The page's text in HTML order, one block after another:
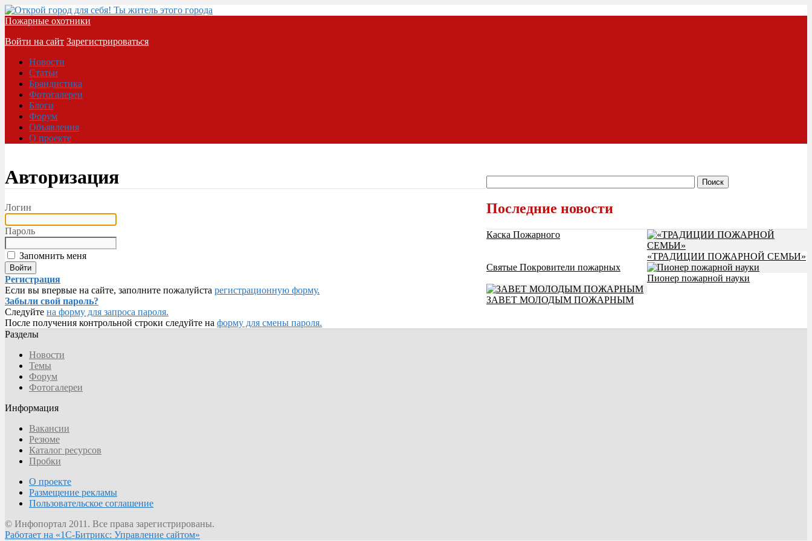
Пожарные охотники
Войти на сайт Зарегистрироваться
Новости
Статьи
Брандистика
Фотогалереи
Блоги
Форум
Объявления
О проекте
Авторизация
Логин
Пароль
Запомнить меня
Регистрация
Если вы впервые на сайте, заполните пожалуйста регистрационную форму.
Забыли свой пароль?
Следуйте на форму для запроса пароля.
После получения контрольной строки следуйте на форму для смены пароля.
Последние новости
Каска Пожарного
«ТРАДИЦИИ ПОЖАРНОЙ СЕМЬИ»
Святые Покровители пожарных
Пионер пожарной науки
ЗАВЕТ МОЛОДЫМ ПОЖАРНЫМ
Разделы
Новости
Темы
Форум
Фотогалереи
Информация
Вакансии
Резюме
Каталог ресурсов
Пробки
О проекте
Размещение рекламы
Пользовательское соглашение
© Инфопортал 2011. Все права зарегистрированы.
Работает на «1С-Битрикс: Управление сайтом»